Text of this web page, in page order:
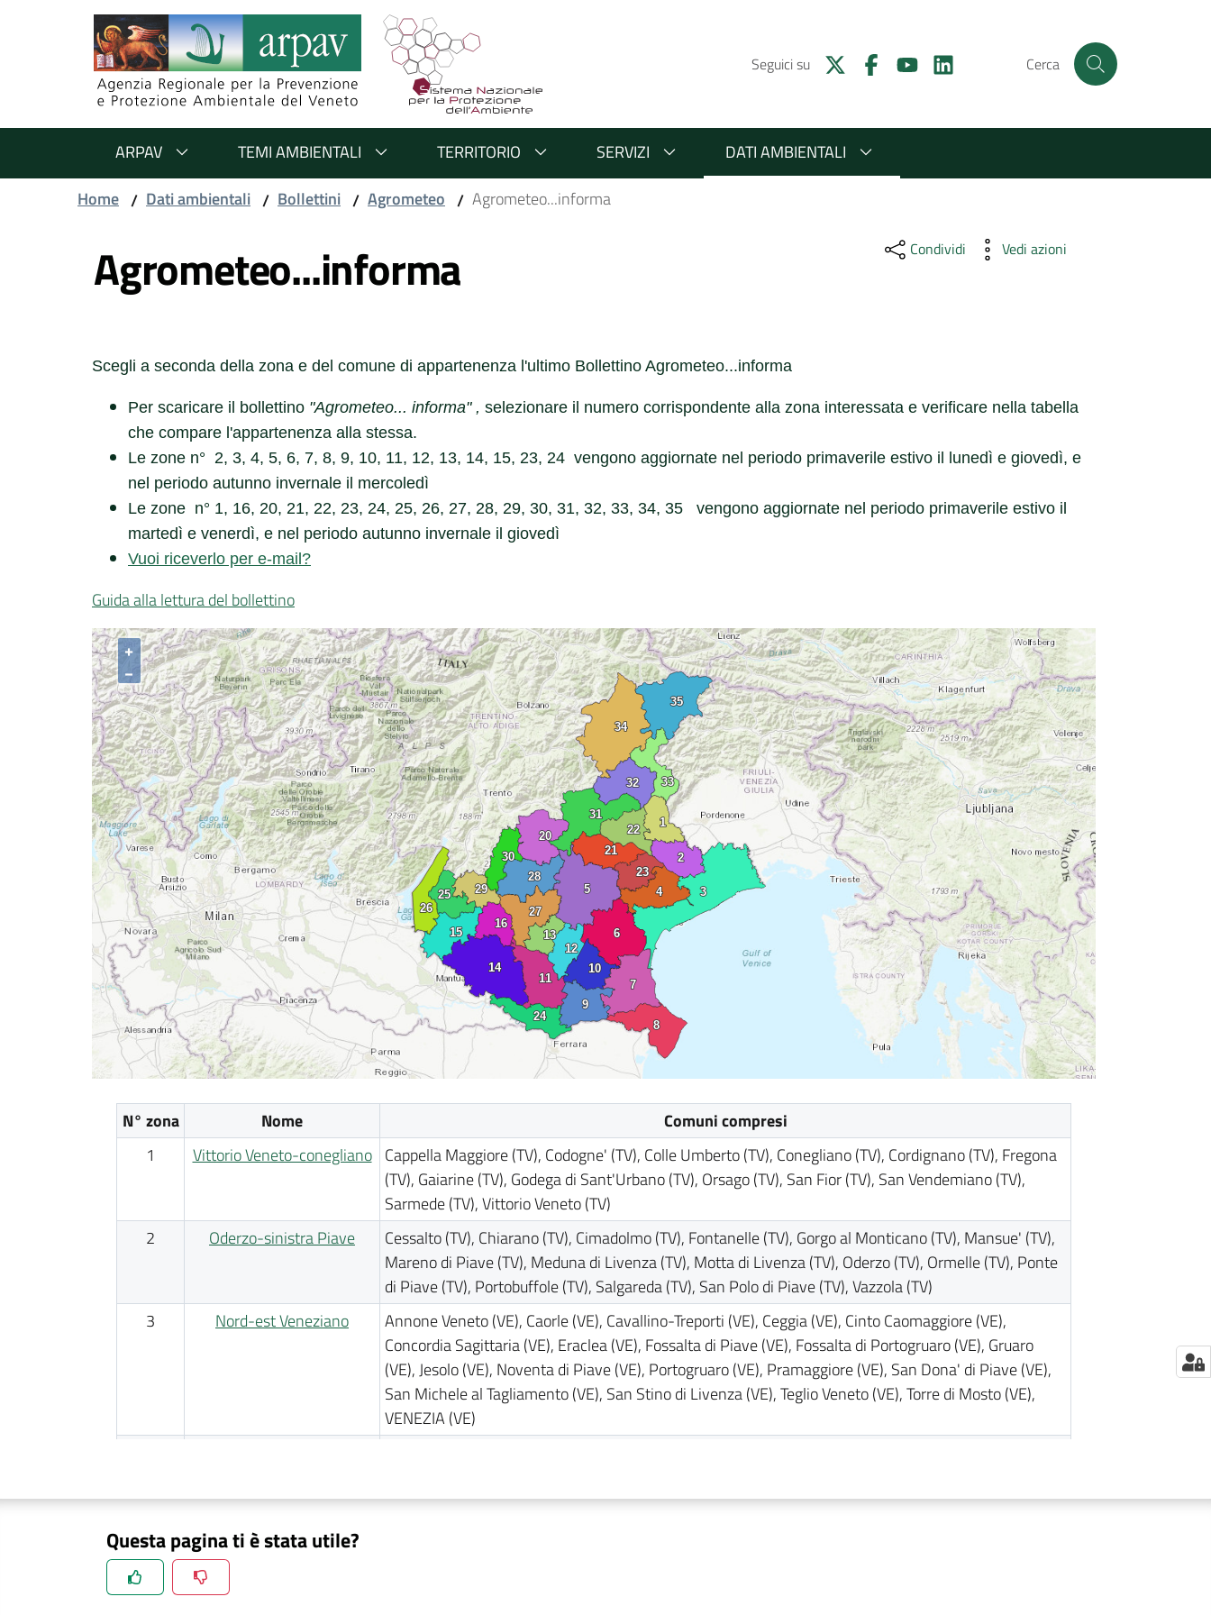
Salta al contenuto
Salta alla navigazione
Salta al footer
Seguici su Cerca
ARPAV TEMI AMBIENTALI TERRITORIO SERVIZI
DATI AMBIENTALI
Home / Dati ambientali / Bollettini / Agrometeo / Agrometeo...informa
Agrometeo...informa Condividi Vedi azioni
Scegli a seconda della zona e del comune di appartenenza l'ultimo Bollettino Agrometeo...informa
Per scaricare il bollettino "Agrometeo... informa" , selezionare il numero corrispondente alla zona interessata e verificare nella tabella
che compare l'appartenenza alla stessa.
Le zone n° 2, 3, 4, 5, 6, 7, 8, 9, 10, 11, 12, 13, 14, 15, 23, 24 vengono aggiornate nel periodo primaverile estivo il lunedì e giovedì, e
nel periodo autunno invernale il mercoledì
Le zone n° 1, 16, 20, 21, 22, 23, 24, 25, 26, 27, 28, 29, 30, 31, 32, 33, 34, 35
vengono aggiornate nel periodo primaverile estivo il
martedì e venerdì, e nel periodo autunno invernale il giovedì
Vuoi riceverlo per e-mail?
Guida alla lettura del bollettino
+
−
N° zona Nome
Comuni compresi
1
Vittorio Veneto-conegliano Cappella Maggiore (TV), Codogne' (TV), Colle Umberto (TV), Conegliano (TV), Cordignano (TV), Fregona
(TV), Gaiarine (TV), Godega di Sant'Urbano (TV), Orsago (TV), San Fior (TV), San Vendemiano (TV),
Sarmede (TV), Vittorio Veneto (TV)
2
Oderzo-sinistra Piave
Cessalto (TV), Chiarano (TV), Cimadolmo (TV), Fontanelle (TV), Gorgo al Monticano (TV), Mansue' (TV),
Mareno di Piave (TV), Meduna di Livenza (TV), Motta di Livenza (TV), Oderzo (TV), Ormelle (TV), Ponte
di Piave (TV), Portobuffole (TV), Salgareda (TV), San Polo di Piave (TV), Vazzola (TV)
3
Nord-est Veneziano
Annone Veneto (VE), Caorle (VE), Cavallino-Treporti (VE), Ceggia (VE), Cinto Caomaggiore (VE),
Concordia Sagittaria (VE), Eraclea (VE), Fossalta di Piave (VE), Fossalta di Portogruaro (VE), Gruaro
(VE), Jesolo (VE), Noventa di Piave (VE), Portogruaro (VE), Pramaggiore (VE), San Dona' di Piave (VE),
San Michele al Tagliamento (VE), San Stino di Livenza (VE), Teglio Veneto (VE), Torre di Mosto (VE),
VENEZIA (VE)
(VE), Roncade (TV), San Biagio di Callalta (TV), Scorze' (VE), Silea (TV), Zenson di Piave (TV), Zero
5
Questa pagina ti è stata utile?